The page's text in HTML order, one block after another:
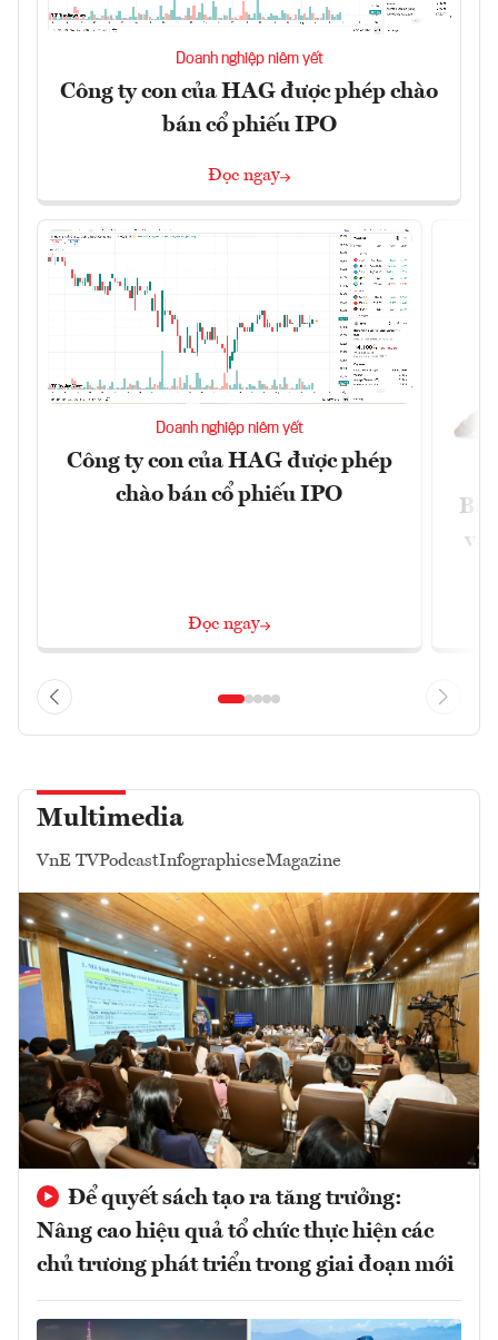
Doanh nghiệp niêm yết
Công ty con của HAG được phép chào
bán cổ phiếu IPO
Đọc ngay
Doanh nghiệp niêm yết
Công ty con của HAG được phép
chào bán cổ phiếu IPO
Đọc ngay
và
Multimedia
VnE TVPodcastInfographicseMagazine
Để quyết sách tạo ra tăng trưởng:
Nâng cao hiệu quả tổ chức thực hiện các
chủ trương phát triển trong giai đoạn mới